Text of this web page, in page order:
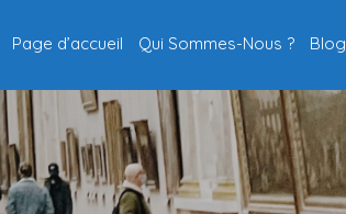
Page d’accueil Qui Sommes-Nous ? Blog